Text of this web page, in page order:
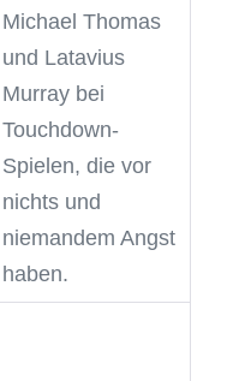
Michael Thomas
und Latavius
Murray bei
Touchdown-
Spielen, die vor
nichts und
niemandem Angst
haben.